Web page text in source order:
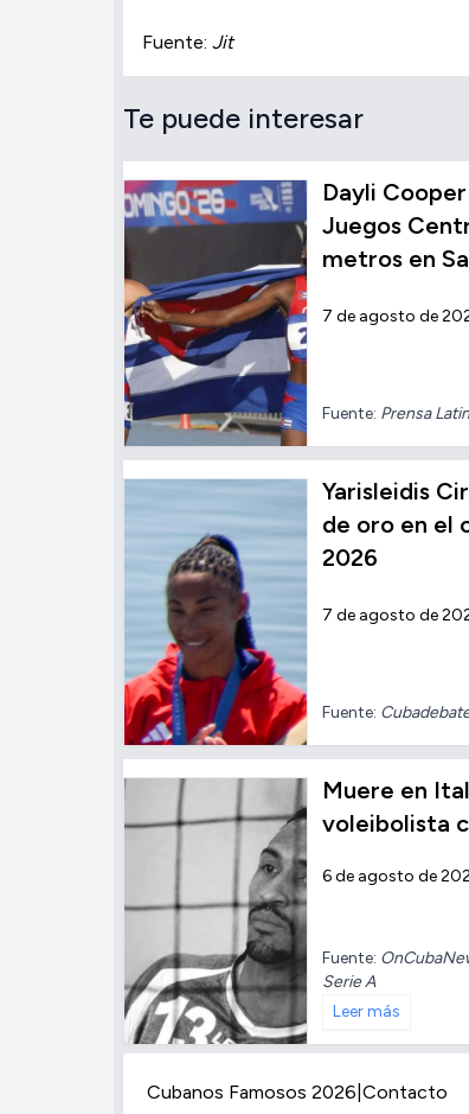
Fuente: Jit
Te puede interesar
Dayli
Juegos
metros en
7 de agosto de
Fuente: Prensa
Yarisleidis
de oro en el
2026
7 de agosto de
Fuente:
Muere en
voleibolista
6 de agosto de
Fuente:
Serie A
Leer más
Cubanos Famosos 2026 Contacto